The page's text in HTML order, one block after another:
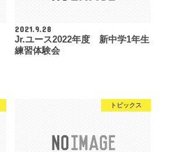
2021.9.28
Jr.ユース2022年度 新中学1年生
練習体験会
トピックス